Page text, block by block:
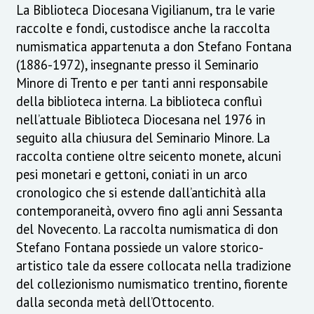
La Biblioteca Diocesana Vigilianum, tra le varie
raccolte e fondi, custodisce anche la raccolta
numismatica appartenuta a don Stefano Fontana
(1886-1972), insegnante presso il Seminario
Minore di Trento e per tanti anni responsabile
della biblioteca interna. La biblioteca confluì
nell’attuale Biblioteca Diocesana nel 1976 in
seguito alla chiusura del Seminario Minore. La
raccolta contiene oltre seicento monete, alcuni
pesi monetari e gettoni, coniati in un arco
cronologico che si estende dall’antichità alla
contemporaneità, ovvero fino agli anni Sessanta
del Novecento. La raccolta numismatica di don
Stefano Fontana possiede un valore storico-
artistico tale da essere collocata nella tradizione
del collezionismo numismatico trentino, fiorente
dalla seconda metà dell’Ottocento.